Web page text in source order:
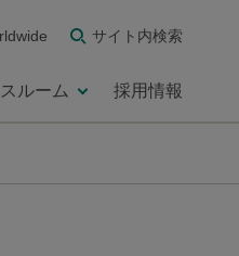
サイト内検索
ルーム 採用情報